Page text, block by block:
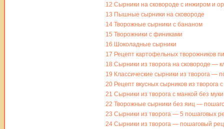
12 Сырники на сковороде с инжиром и
13 Пышные сырники на сковороде
14 Творожные сырники с бананом
15 Творожники с финиками
16 Шоколадные сырники
17 Рецепт картофельных творожников
18 Сырники из творога на сковороде —
19 Классические сырники из творога —
20 Рецепт вкусных сырников из творога
21 Сырники из творога с манкой без муки
22 Творожные сырники без яиц —
23 Сырники из творога — 5 пошаговых
24 Сырники из творога — пошаговый